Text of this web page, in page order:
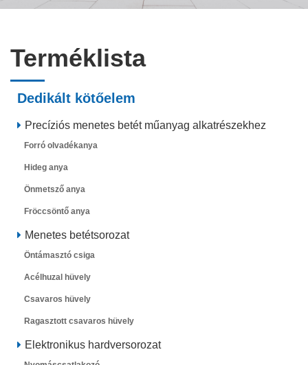
Terméklista
Dedikált kötőelem
Precíziós menetes betét műanyag alkatrészekhez
Forró olvadékanya
Hideg anya
Önmetsző anya
Fröccsöntő anya
Menetes betétsorozat
Öntámasztó csiga
Acélhuzal hüvely
Csavaros hüvely
Ragasztott csavaros hüvely
Elektronikus hardversorozat